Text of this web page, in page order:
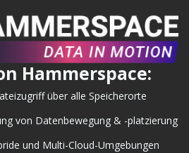
Hammerspace:
über alle Speicherorte
von Datenbewegung & -platzierung
und Multi-Cloud-Umgebungen